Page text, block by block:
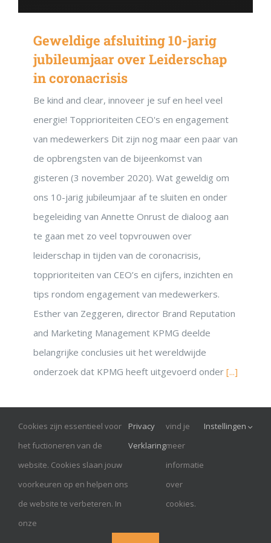
Geweldige afsluiting 10-jarig
jubileumjaar over Leiderschap
in coronacrisis
Be kind and clear, innoveer je suf en heel veel
energie! Topprioriteiten CEO's en engagement
van medewerkers Dit zijn nog maar een paar van
de opbrengsten van de bijeenkomst van
gisteren (3 november 2020). Wat geweldig om
ons 10-jarig jubileumjaar af te sluiten en onder
begeleiding van Annette Onrust de dialoog aan
te gaan met zo veel topvrouwen over
leiderschap in tijden van de coronacrisis,
topprioriteiten van CEO’s en cijfers, inzichten en
tips rondom engagement van medewerkers.
Esther van Zeggeren, director Brand Reputation
and Marketing Management KPMG deelde
belangrijke conclusies uit het wereldwijde
onderzoek dat KPMG heeft uitgevoerd onder [...]
RoundTableTopVrouwen is een Handelsnaam van AMDK,
KvK: 32102563| admin@amdk.nl | +31-35-785 1908
Cookies zijn essentieel voor
het fuctioneren van de
website. Cookies slaan jouw
voorkeuren op en helpen ons
de website te verbeteren. In
onze
Privacy
Verklaring
vind je
meer
informatie
over
cookies.
Instellingen